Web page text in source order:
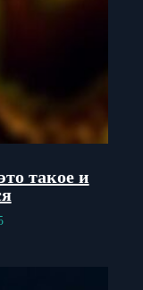
такое и